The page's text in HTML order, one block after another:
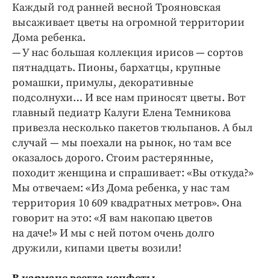
Каждый год ранней весной Трояновская
высаживает цветы на огромной территории
Дома ребенка.
— У нас большая коллекция ирисов — сортов
пятнадцать. Пионы, бархатцы, крупные
ромашки, примулы, декоративные
подсолнухи… И все нам приносят цветы. Вот
главный педиатр Калуги Елена Темникова
привезла несколько пакетов тюльпанов. А был
случай — мы поехали на рынок, но там все
оказалось дорого. Стоим растерянные,
походит женщина и спрашивает: «Вы откуда?»
Мы отвечаем: «Из Дома ребенка, у нас там
территория 10 609 квадратных метров». Она
говорит на это: «Я вам накопаю цветов
на даче!» И мы с ней потом очень долго
дружили, кипами цветы возили!